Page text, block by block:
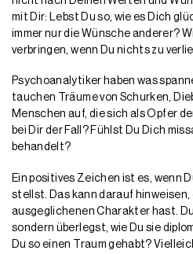
mit Dir: Lebst Du so, wie es Dich
immer nur die Wünsche anderer?
verbringen, wenn Du nichts zu
Psychoanalytiker haben was
tauchen Träume von Schurken,
Menschen auf, die sich als Opfer
bei Dir der Fall? Fühlst Du Dich
behandelt?
Ein positives Zeichen ist es, wenn
stellst. Das kann darauf hinweisen,
ausgeglichenen Charakter hast.
sondern überlegst, wie Du sie
Du so einen Traum gehabt?